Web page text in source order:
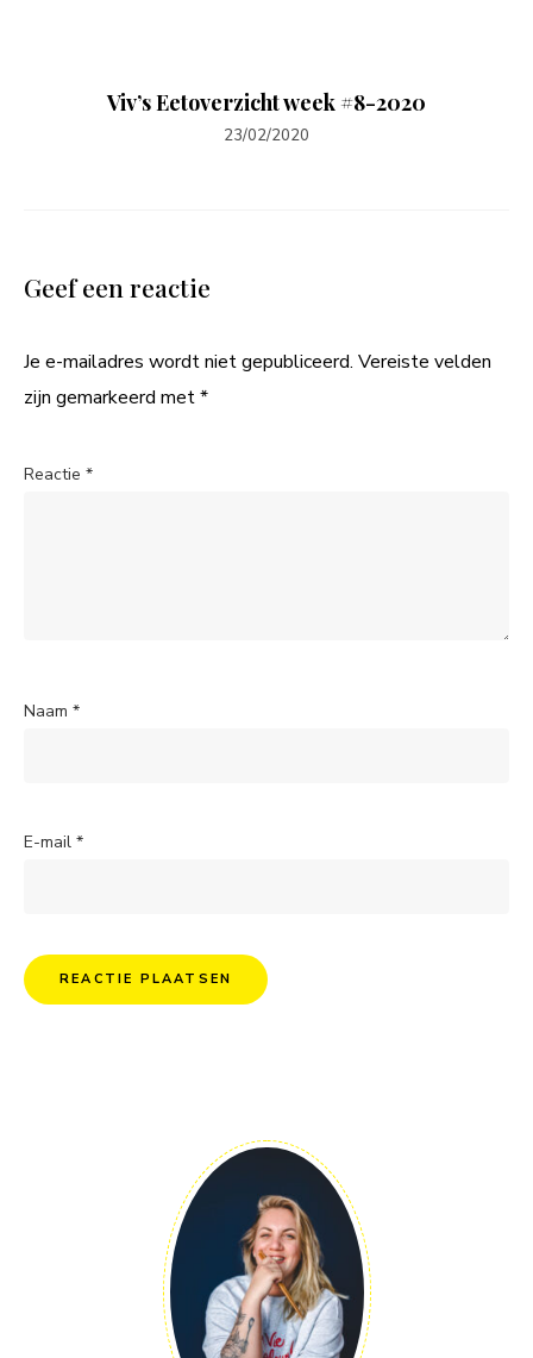
Viv’s Eetoverzicht week #8-2020
23/02/2020
Geef een reactie
Je e-mailadres wordt niet gepubliceerd. Vereiste velden
zijn gemarkeerd met*
Reactie *
Naam *
E-mail *